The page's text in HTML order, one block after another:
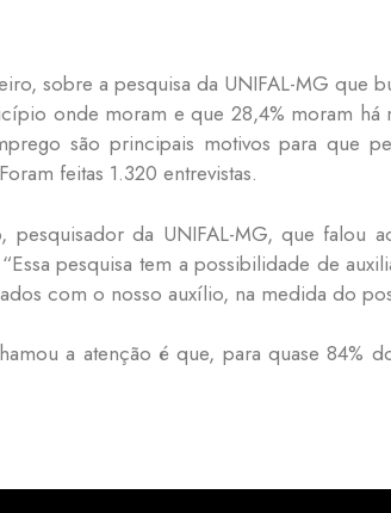
sobre a pesquisa da UNIFAL-MG que
onde moram e que 28,4% moram há
são principais motivos para que
feitas 1.320 entrevistas.
da UNIFAL-MG, que falou
pesquisa tem a possibilidade de
com o nosso auxílio, na medida do
a atenção é que, para quase 84%